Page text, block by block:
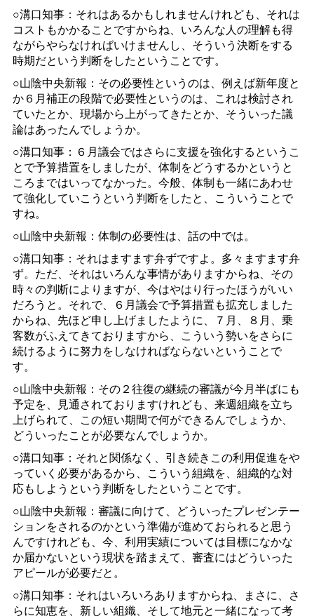
○溝口知事：それはあるかもしれませんけれども、それは
コストもかかることですからね、いろんな人の理解も得
ながらやらなければいけませんし、そういう決断をする
時期だという判断をしたということです。
○山陰中央新報：その必要性というのは、例えば新年度と
か６月補正の段階で必要性というのは、これは検討され
ていたとか、現場から上がってきたとか、そういった議
論はあったんでしょうか。
○溝口知事：６月議会ではさらに支援を強化するというこ
とで予算措置をしましたが、体制をどうするかというと
ころまではいってなかった。今般、体制も一緒にあわせ
て強化していこうという判断をしたと、こういうことで
すね。
○山陰中央新報：体制の必要性は、話の中では。
○溝口知事：それはますます弁ずですよ。多々ますます弁
ず。ただ、それはいろんな事情がありますからね、その
時々の判断によりますが、今はやはり行ったほうがいい
だろうと。それで、６月議会で予算措置も拡充しました
からね、先ほど申し上げましたように、７月、８月、乗
客数がふえてきておりますから、こういう勢いをさらに
続けるように努力をしなければならないということで
す。
○山陰中央新報：その２往復の継続の審議が今月半ばにも
予定を、見通されておりますけれども、来週組織を立ち
上げられて、この短い期間で何ができるんでしょうか、
どういったことが必要なんでしょうか。
○溝口知事：それと関係なく、引き続きこの利用促進をや
っていく必要があるから、こういう組織を、組織的な対
応もしようという判断をしたということです。
○山陰中央新報：審議に向けて、どういったプレゼンテー
ションをされるのかという準備が進めておられると思う
んですけれども、今、利用実績については目標になかな
か届かないという現状を踏まえて、審査にはどういった
アピールが必要だと。
○溝口知事：それはいろいろありますからね、まさに、さ
らに知恵を、新しい組織、そして地元と一緒になって考